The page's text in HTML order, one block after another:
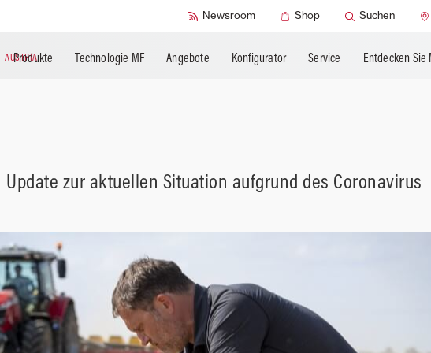
Newsroom Shop Suchen
AUSTRIA
Produkte Technologie MF Angebote Konfigurator Service Entdecken Sie
Update zur aktuellen Situation aufgrund des Coronavirus